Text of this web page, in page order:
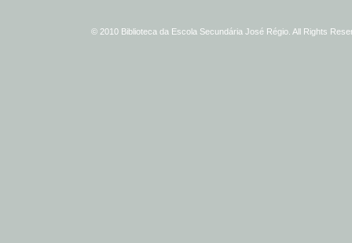
© 2010 Biblioteca da Escola Secundária José Régio. All Rights